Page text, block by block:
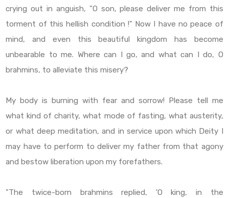
crying out in anguish, "O son, please deliver me from this
torment of this hellish condition !" Now I have no peace of
mind, and even this beautiful kingdom has become
unbearable to me. Where can I go, and what can I do, O
brahmins, to alleviate this misery?
My body is burning with fear and sorrow! Please tell me
what kind of charity, what mode of fasting, what austerity,
or what deep meditation, and in service upon which Deity I
may have to perform to deliver my father from that agony
and bestow liberation upon my forefathers.
"The twice-born brahmins replied, 'O king, in the